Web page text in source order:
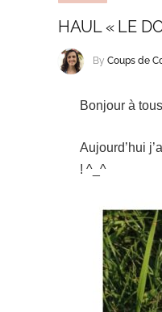
HAUL « LE
By Coups de
Bonjour à
Aujourd’hui
! ^_^